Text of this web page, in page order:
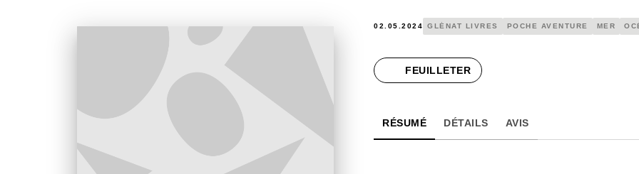
02.05.2024 GLÉNAT LIVRES POCHE AVENTURE MER
FEUILLETER
RÉSUMÉ DÉTAILS AVIS